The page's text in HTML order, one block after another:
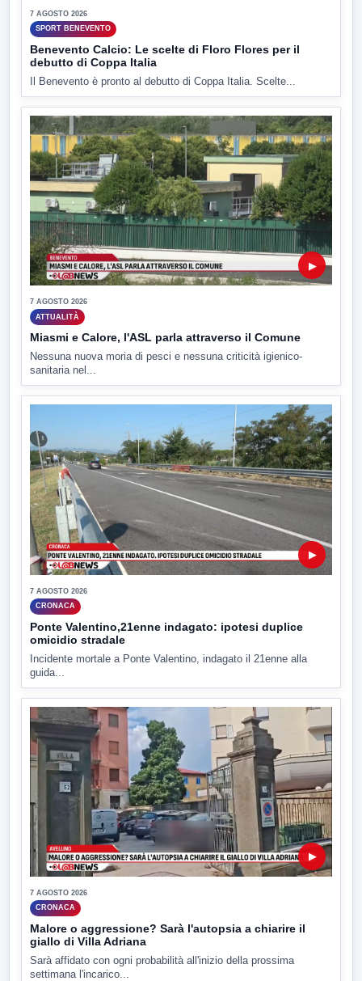
7 AGOSTO 2026
SPORT BENEVENTO
Benevento Calcio: Le scelte di Floro Flores per il
debutto di Coppa Italia
Il Benevento è pronto al debutto di Coppa Italia. Scelte...
▶
7 AGOSTO 2026
ATTUALITÀ
Miasmi e Calore, l'ASL parla attraverso il Comune
Nessuna nuova moria di pesci e nessuna criticità igienico-
sanitaria nel...
▶
7 AGOSTO 2026
CRONACA
Ponte Valentino,21enne indagato: ipotesi duplice
omicidio stradale
Incidente mortale a Ponte Valentino, indagato il 21enne alla
guida...
▶
7 AGOSTO 2026
CRONACA
Malore o aggressione? Sarà l'autopsia a chiarire il
giallo di Villa Adriana
Sarà affidato con ogni probabilità all'inizio della prossima
settimana l'incarico...